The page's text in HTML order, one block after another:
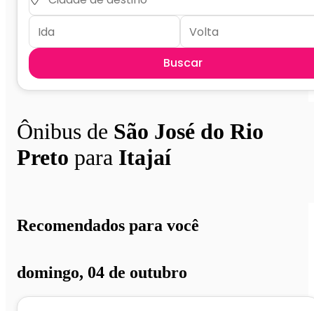
Buscar
Ônibus de São José do Rio
Preto para Itajaí
Recomendados para você
domingo, 04 de outubro